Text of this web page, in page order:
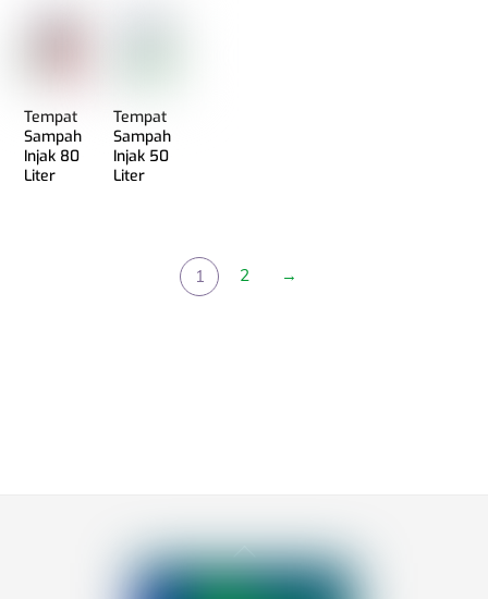
Tempat
Sampah
Injak 80
Liter
Tempat
Sampah
Injak 50
Liter
1 2 →
Back
To
Top